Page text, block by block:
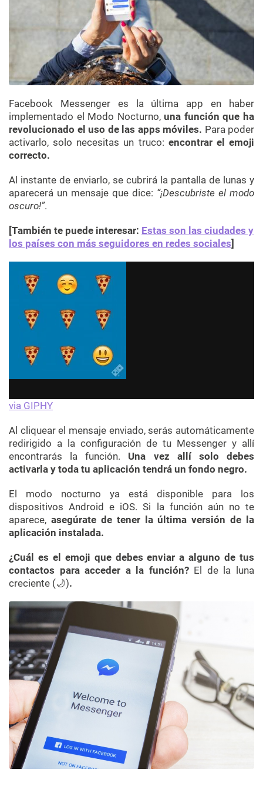
Facebook Messenger es la última app en haber
implementado el Modo Nocturno,una función que ha
revolucionado el uso de las apps móviles. Para poder
activarlo, solo necesitas un truco: encontrar el emoji
correcto.
Al instante de enviarlo, se cubrirá la pantalla de lunas y
aparecerá un mensaje que dice: “¡Descubriste el modo
oscuro!”.
[También te puede interesar: Estas son las ciudades y
los países con más seguidores en redes sociales]
via GIPHY
Al cliquear el mensaje enviado, serás automáticamente
redirigido a la configuración de tu Messenger y allí
encontrarás la función. Una vez allí solo debes
activarla y toda tu aplicación tendrá un fondo negro.
El modo nocturno ya está disponible para los
dispositivos Android e iOS. Si la función aún no te
aparece, asegúrate de tener la última versión de la
aplicación instalada.
¿Cuál es el emoji que debes enviar a alguno de tus
contactos para acceder a la función?El de la luna
creciente (🌙).